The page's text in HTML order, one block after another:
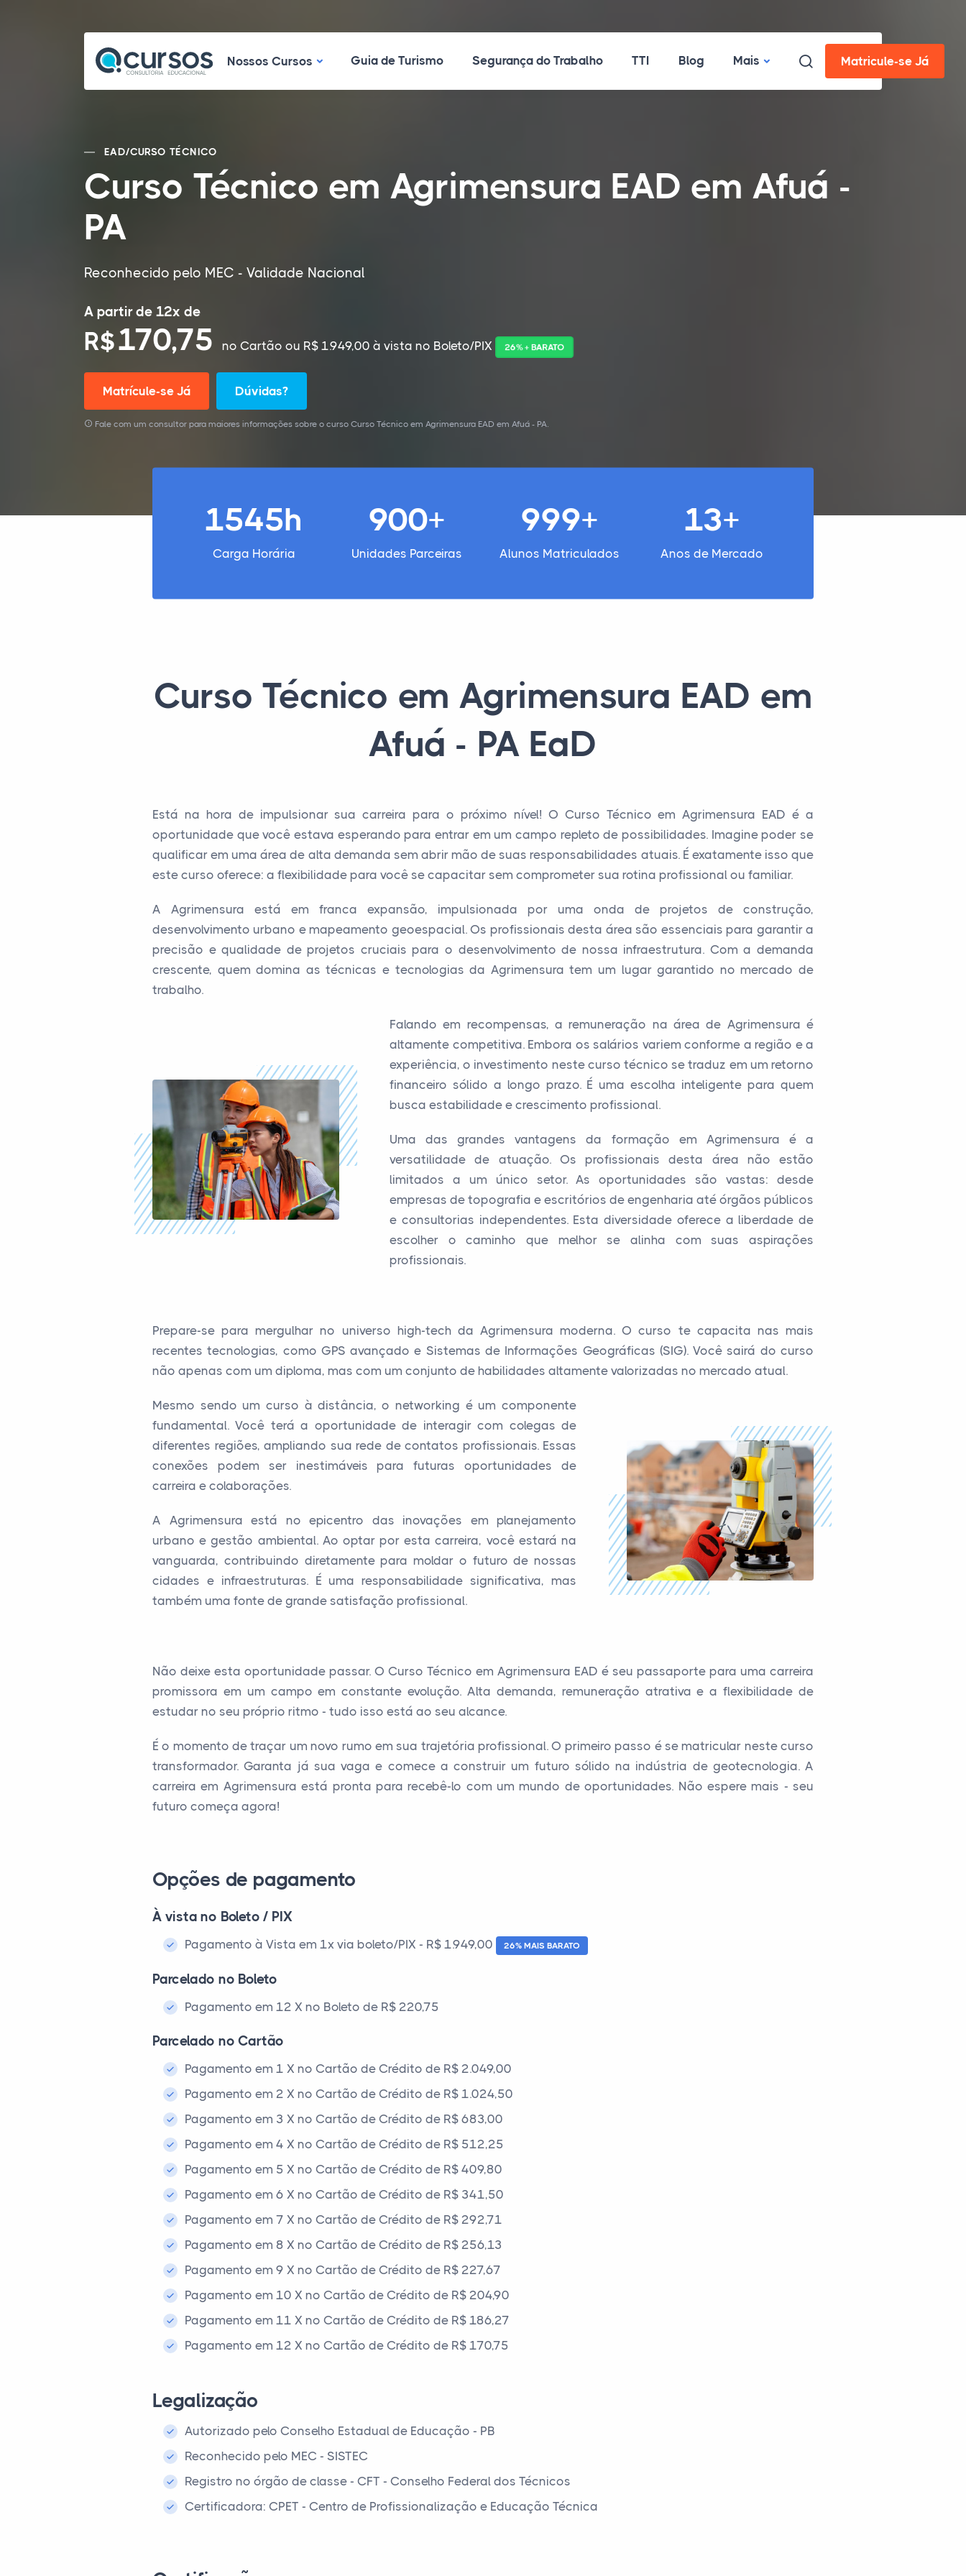
Nossos CursosNossos Cursos
Guia de Turismo Segurança do Trabalho TTI Blog Mais Matricule-se Já
EAD/CURSO TÉCNICO
Curso Técnico em Agrimensura EAD em Afuá -
PA
Reconhecido pelo MEC - Validade Nacional
A partir de 12x de
R$170,75 no Cartão ou R$ 1.949,00 à vista no Boleto/PIX 26% + BARATO
Matrícule-se Já Dúvidas?
Fale com um consultor para maiores informações sobre o curso Curso Técnico em Agrimensura EAD em Afuá - PA.
1545h
Carga Horária
900+
Unidades Parceiras
999+
Alunos Matriculados
13+
Anos de Mercado
Curso Técnico em Agrimensura EAD em
Afuá - PA EaD
Está na hora de impulsionar sua carreira para o próximo nível! O Curso Técnico em Agrimensura EAD é a
oportunidade que você estava esperando para entrar em um campo repleto de possibilidades. Imagine poder se
qualificar em uma área de alta demanda sem abrir mão de suas responsabilidades atuais. É exatamente isso que
este curso oferece: a flexibilidade para você se capacitar sem comprometer sua rotina profissional ou familiar.
A Agrimensura está em franca expansão, impulsionada por uma onda de projetos de construção,
desenvolvimento urbano e mapeamento geoespacial. Os profissionais desta área são essenciais para garantir a
precisão e qualidade de projetos cruciais para o desenvolvimento de nossa infraestrutura. Com a demanda
crescente, quem domina as técnicas e tecnologias da Agrimensura tem um lugar garantido no mercado de
trabalho.
Falando em recompensas, a remuneração na área de Agrimensura é
altamente competitiva. Embora os salários variem conforme a região e a
experiência, o investimento neste curso técnico se traduz em um retorno
financeiro sólido a longo prazo. É uma escolha inteligente para quem
busca estabilidade e crescimento profissional.
Uma das grandes vantagens da formação em Agrimensura é a
versatilidade de atuação. Os profissionais desta área não estão
limitados a um único setor. As oportunidades são vastas: desde
empresas de topografia e escritórios de engenharia até órgãos públicos
e consultorias independentes. Esta diversidade oferece a liberdade de
escolher o caminho que melhor se alinha com suas aspirações
profissionais.
Prepare-se para mergulhar no universo high-tech da Agrimensura moderna. O curso te capacita nas mais
recentes tecnologias, como GPS avançado e Sistemas de Informações Geográficas (SIG). Você sairá do curso
não apenas com um diploma, mas com um conjunto de habilidades altamente valorizadas no mercado atual.
Mesmo sendo um curso à distância, o networking é um componente
fundamental. Você terá a oportunidade de interagir com colegas de
diferentes regiões, ampliando sua rede de contatos profissionais. Essas
conexões podem ser inestimáveis para futuras oportunidades de
carreira e colaborações.
A Agrimensura está no epicentro das inovações em planejamento
urbano e gestão ambiental. Ao optar por esta carreira, você estará na
vanguarda, contribuindo diretamente para moldar o futuro de nossas
cidades e infraestruturas. É uma responsabilidade significativa, mas
também uma fonte de grande satisfação profissional.
Não deixe esta oportunidade passar. O Curso Técnico em Agrimensura EAD é seu passaporte para uma carreira
promissora em um campo em constante evolução. Alta demanda, remuneração atrativa e a flexibilidade de
estudar no seu próprio ritmo - tudo isso está ao seu alcance.
É o momento de traçar um novo rumo em sua trajetória profissional. O primeiro passo é se matricular neste curso
transformador. Garanta já sua vaga e comece a construir um futuro sólido na indústria de geotecnologia. A
carreira em Agrimensura está pronta para recebê-lo com um mundo de oportunidades. Não espere mais - seu
futuro começa agora!
Opções de pagamento
À vista no Boleto / PIX
Pagamento à Vista em 1x via boleto/PIX - R$ 1.949,00 26% MAIS BARATO
Parcelado no Boleto
Pagamento em 12 X no Boleto de R$ 220,75
Parcelado no Cartão
Pagamento em 1 X no Cartão de Crédito de R$ 2.049,00
Pagamento em 2 X no Cartão de Crédito de R$ 1.024,50
Pagamento em 3 X no Cartão de Crédito de R$ 683,00
Pagamento em 4 X no Cartão de Crédito de R$ 512,25
Pagamento em 5 X no Cartão de Crédito de R$ 409,80
Pagamento em 6 X no Cartão de Crédito de R$ 341,50
Pagamento em 7 X no Cartão de Crédito de R$ 292,71
Pagamento em 8 X no Cartão de Crédito de R$ 256,13
Pagamento em 9 X no Cartão de Crédito de R$ 227,67
Pagamento em 10 X no Cartão de Crédito de R$ 204,90
Pagamento em 11 X no Cartão de Crédito de R$ 186,27
Pagamento em 12 X no Cartão de Crédito de R$ 170,75
Legalização
Autorizado pelo Conselho Estadual de Educação - PB
Reconhecido pelo MEC - SISTEC
Registro no órgão de classe - CFT - Conselho Federal dos Técnicos
Certificadora: CPET - Centro de Profissionalização e Educação Técnica